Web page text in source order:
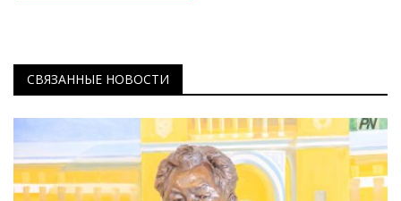
СВЯЗАННЫЕ НОВОСТИ